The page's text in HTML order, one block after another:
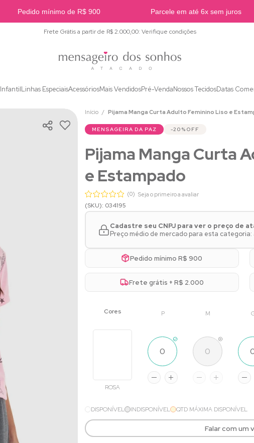
Pedido mínimo de R$ 900 Parcele em até 6x sem juros
Frete Grátis a partir de R$ 2.000,00: Verifique condições
InfantilLinhas EspeciaisAcessóriosMais VendidosPré-VendaNossos TecidosDatas
Início Pijama Manga Curta Adulto Feminino Liso e
MENSAGEIRA DA PAZ 20% OFF
Pijama Manga Curta
e Estampado
(0) Seja o primeiro a avaliar
(SKU): 034195
Cadastre seu CNPJ para ver o preço de
Preço médio de mercado para esta
Pedido mínimo R$ 900
Frete grátis + R$ 2.000
P M
ROSA
DISPONÍVEL INDISPONÍVEL QTD MÁXIMA DISPONÍVEL
Falar com um